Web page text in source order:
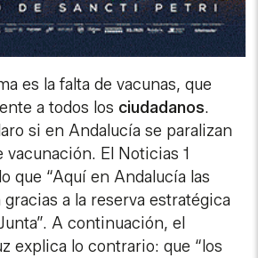
es la falta de vacunas, que
a todos los ciudadanos.
si en Andalucía se paralizan
vacunación. El Noticias 1
que “Aquí en Andalucía las
a la reserva estratégica
A continuación, el
explica lo contrario: que “los